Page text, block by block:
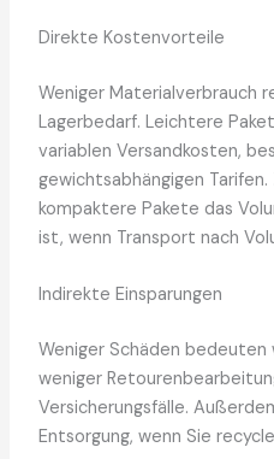
Direkte Kostenvorteile
Weniger Materialverbrauch
Lagerbedarf. Leichtere
variablen Versandkosten,
gewichtsabhängigen
kompaktere Pakete das
ist, wenn Transport nach
Indirekte Einsparungen
Weniger Schäden bedeuten
weniger
Versicherungsfälle.
Entsorgung, wenn Sie